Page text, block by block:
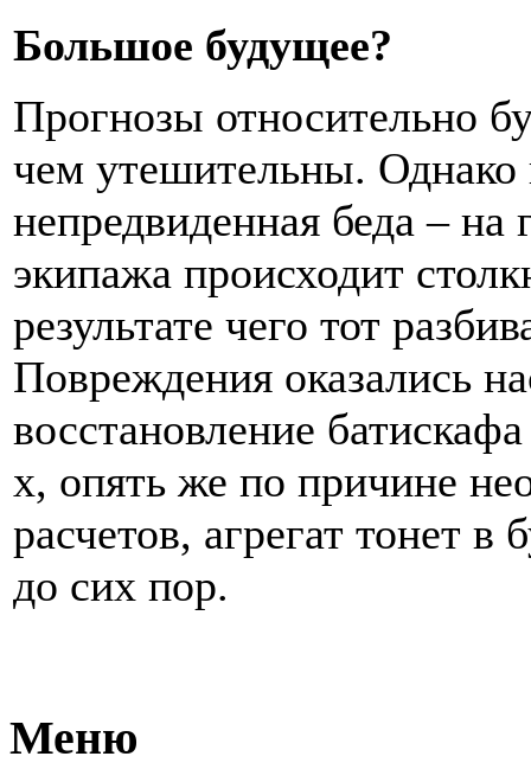
Большое будущее?
Прогнозы относительно
чем утешительны. Однако
непредвиденная беда –
экипажа происходит
результате чего тот
Повреждения оказались
восстановление
х, опять же по причине
расчетов, агрегат тонет в
до сих пор.
Меню